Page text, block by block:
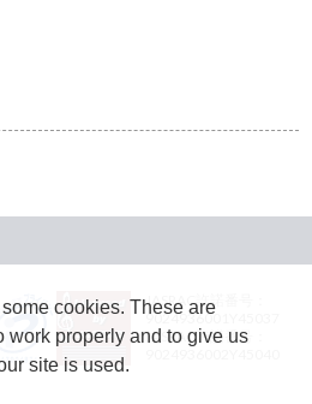
JASRAC許諾番号：
9024936001Y45037
JASRAC許諾番号：
cookies. These are
work properly and to give us
site is used.